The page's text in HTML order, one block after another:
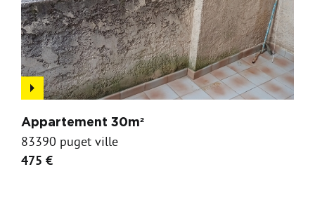
Appartement 30m²
83390 puget ville
475 €